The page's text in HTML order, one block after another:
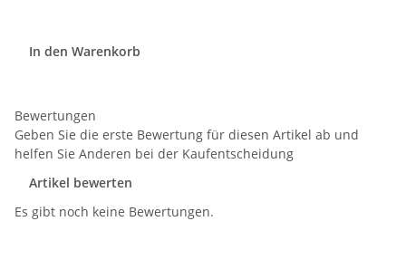
In den Warenkorb
Bewertungen
Geben Sie die erste Bewertung für diesen Artikel ab und
helfen Sie Anderen bei der Kaufentscheidung
Artikel bewerten
Es gibt noch keine Bewertungen.